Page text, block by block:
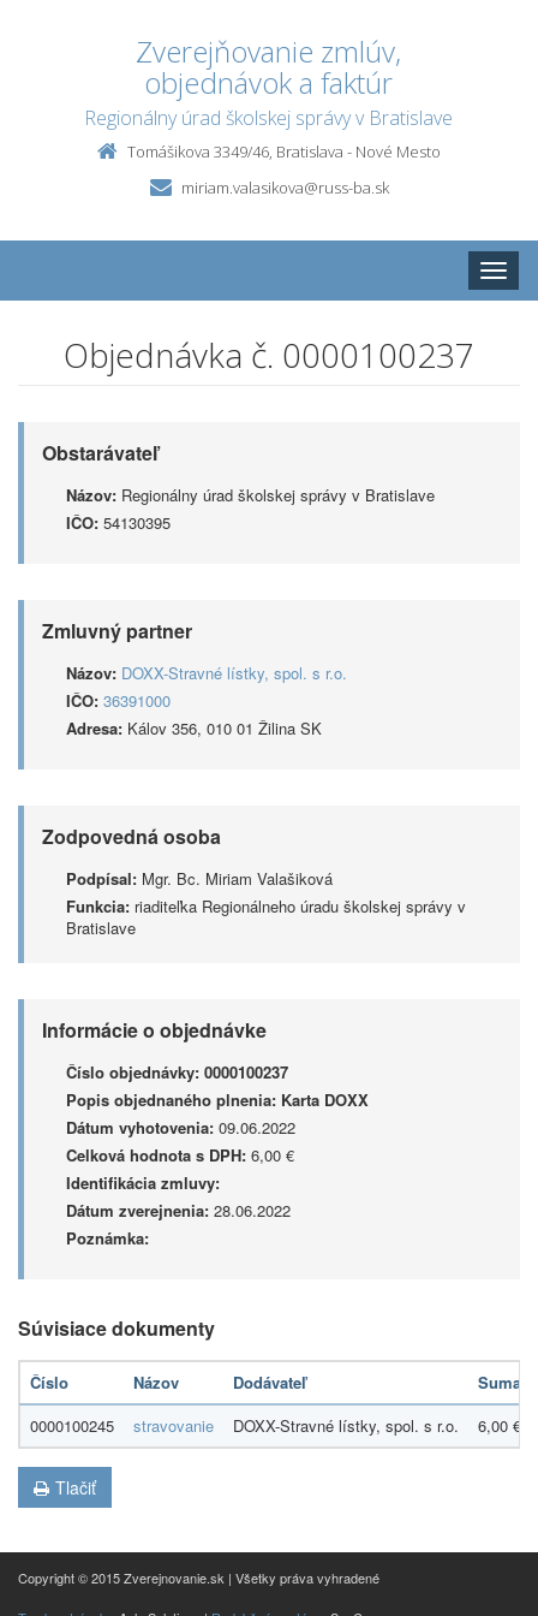
Zverejňovanie zmlúv,
objednávok a faktúr
Regionálny úrad školskej správy v Bratislave
Tomášikova 3349/46, Bratislava - Nové Mesto
miriam.valasikova@russ-ba.sk
Toggle
Objednávka č. 0000100237
Obstarávateľ
Názov: Regionálny úrad školskej správy v Bratislave
IČO: 54130395
Zmluvný partner
Názov: DOXX-Stravné lístky, spol. s r.o.
IČO: 36391000
Adresa: Kálov 356, 010 01 Žilina SK
Zodpovedná osoba
Podpísal: Mgr. Bc. Miriam Valašiková
Funkcia: riaditeľka Regionálneho úradu školskej správy v
Bratislave
Informácie o objednávke
Číslo objednávky: 0000100237
Popis objednaného plnenia: Karta DOXX
Dátum vyhotovenia: 09.06.2022
Celková hodnota s DPH: 6,00 €
Identifikácia zmluvy:
Dátum zverejnenia: 28.06.2022
Poznámka:
Súvisiace dokumenty
Číslo Názov Dodávateľ
Suma
0000100245
stravovanie DOXX-Stravné lístky, spol. s r.o. 6,00 €
Tlačiť
Copyright © 2015 Zverejnovanie.sk | Všetky práva vyhradené